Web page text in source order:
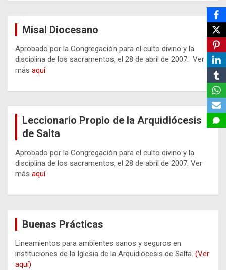
Misal Diocesano
Aprobado por la Congregación para el culto divino y la
disciplina de los sacramentos, el 28 de abril de 2007. Ver
más aquí
Leccionario Propio de la Arquidiócesis
de Salta
Aprobado por la Congregación para el culto divino y la
disciplina de los sacramentos, el 28 de abril de 2007. Ver
más aquí
Buenas Prácticas
Lineamientos para ambientes sanos y seguros en
instituciones de la Iglesia de la Arquidiócesis de Salta. (Ver
aquí)